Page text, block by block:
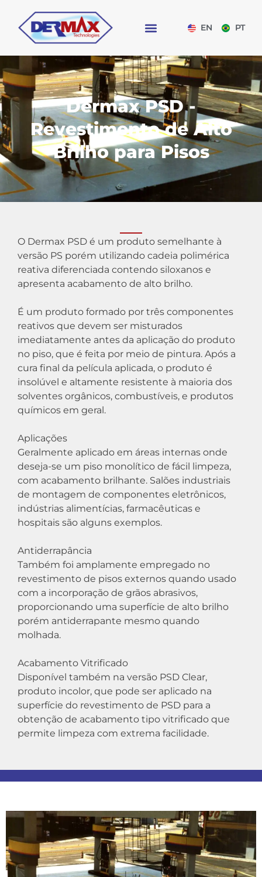
EN PT
Dermax PSD -
Revestimento de Alto
Brilho para Pisos
O Dermax PSD é um produto semelhante à
versão PS porém utilizando cadeia polimérica
reativa diferenciada contendo siloxanos e
apresenta acabamento de alto brilho.
É um produto formado por três componentes
reativos que devem ser misturados
imediatamente antes da aplicação do produto
no piso, que é feita por meio de pintura. Após a
cura final da película aplicada, o produto é
insolúvel e altamente resistente à maioria dos
solventes orgânicos, combustíveis, e produtos
químicos em geral.
Aplicações
Geralmente aplicado em áreas internas onde
deseja-se um piso monolítico de fácil limpeza,
com acabamento brilhante. Salões industriais
de montagem de componentes eletrônicos,
indústrias alimentícias, farmacêuticas e
hospitais são alguns exemplos.
Antiderrapância
Também foi amplamente empregado no
revestimento de pisos externos quando usado
com a incorporação de grãos abrasivos,
proporcionando uma superfície de alto brilho
porém antiderrapante mesmo quando
molhada.
Acabamento Vitrificado
Disponível também na versão PSD Clear,
produto incolor, que pode ser aplicado na
superfície do revestimento de PSD para a
obtenção de acabamento tipo vitrificado que
permite limpeza com extrema facilidade.